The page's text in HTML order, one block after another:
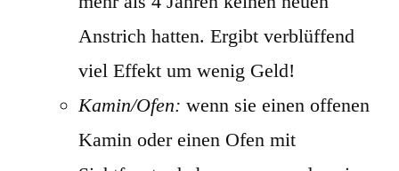
Anstrich hatten. Ergibt verblüffend
viel Effekt um wenig Geld!
Kamin/Ofen: wenn sie einen offenen
Kamin oder einen Ofen mit